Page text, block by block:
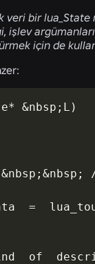
veri bir
için de
&nbsp;L)
=
of